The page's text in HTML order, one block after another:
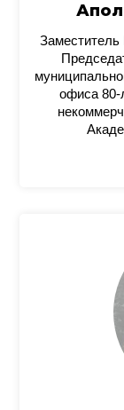
офиса 80-